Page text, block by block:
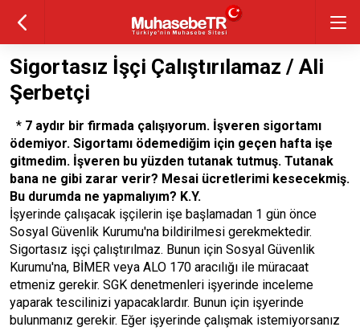
Sigortasız İşçi Çalıştırılamaz / Ali
Şerbetçi
* 7 aydır bir firmada çalışıyorum. İşveren sigortamı
ödemiyor. Sigortamı ödemediğim için geçen hafta işe
gitmedim. İşveren bu yüzden tutanak tutmuş. Tutanak
bana ne gibi zarar verir? Mesai ücretlerimi kesecekmiş.
Bu durumda ne yapmalıyım? K.Y.
İşyerinde çalışacak işçilerin işe başlamadan 1 gün önce
Sosyal Güvenlik Kurumu'na bildirilmesi gerekmektedir.
Sigortasız işçi çalıştırılmaz. Bunun için Sosyal Güvenlik
Kurumu'na, BİMER veya ALO 170 aracılığı ile müracaat
etmeniz gerekir. SGK denetmenleri işyerinde inceleme
yaparak tescilinizi yapacaklardır. Bunun için işyerinde
bulunmanız gerekir. Eğer işyerinde çalışmak istemiyorsanız